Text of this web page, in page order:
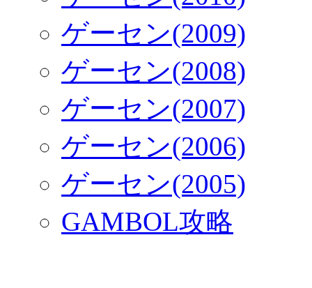
ゲーセン(2009)
ゲーセン(2008)
ゲーセン(2007)
ゲーセン(2006)
ゲーセン(2005)
GAMBOL攻略